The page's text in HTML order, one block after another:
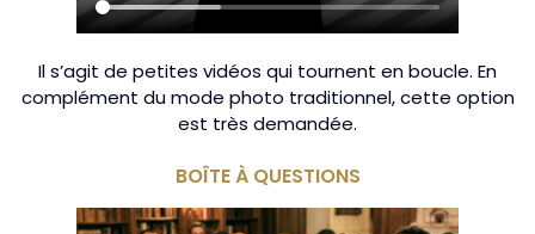
Il s’agit de petites vidéos qui tournent en boucle. En
complément du mode photo traditionnel, cette option
est très demandée.
BOÎTE À QUESTIONS